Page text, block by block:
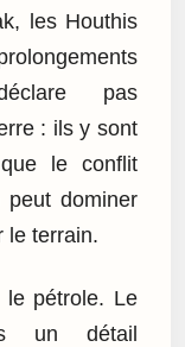
les Houthis
pas
: ils y sont
le conflit
peut dominer
le terrain.
pétrole. Le
un détail